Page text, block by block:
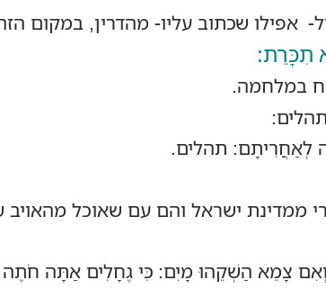
שכתוב עליו- מהדרין, במקום
תִכָּרֵת:
במלחמה.
לְאַחֲרִיתָם: תהלים.
ממדינת ישראל והם עם שאוכל מהאויב
צָמֵא הַשְׁקֵהוּ מָיִם: כִּי גֶחָלִים אַתָּה חֹתֶה